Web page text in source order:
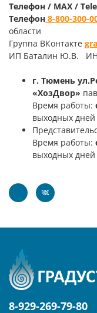
Телефон / MAX /
Телефон 8-800-300-
области
Группа ВКонтакте
ИП Баталин Ю.В.
г. Тюмень
«ХозДвор»
Время работы:
выходных дней
Время работы:
выходных дней
8-929-269-79-80